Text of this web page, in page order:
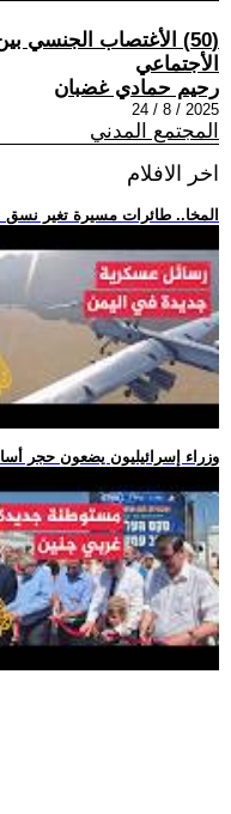
(50) الأغتصاب الجنسي
الأجتماعي
رحيم حمادي غضبان
2025 / 8 / 24
المجتمع المدني
اخر الافلام
.. المخا.. طائرات مسيرة تغير
.. وزراء إسرائيليون يضعون